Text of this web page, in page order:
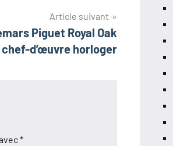
Article suivant
Piguet Royal Oak
d’œuvre horloger
*